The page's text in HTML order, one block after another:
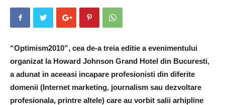
“Optimism2010”, cea de-a treia editie a evenimentului
organizat la Howard Johnson Grand Hotel din Bucuresti,
a adunat in aceeasi incapare profesionisti din diferite
domenii (Internet marketing, journalism sau dezvoltare
profesionala, printre altele) care au vorbit salii arhipline